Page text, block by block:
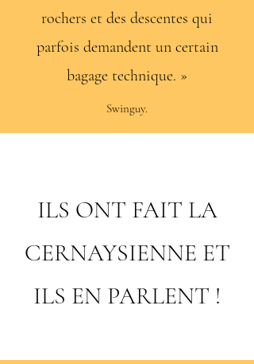
rochers et des descentes qui
parfois demandent un certain
bagage technique. »
Swinguy.
ILS ONT FAIT LA
CERNAYSIENNE ET
ILS EN PARLENT !